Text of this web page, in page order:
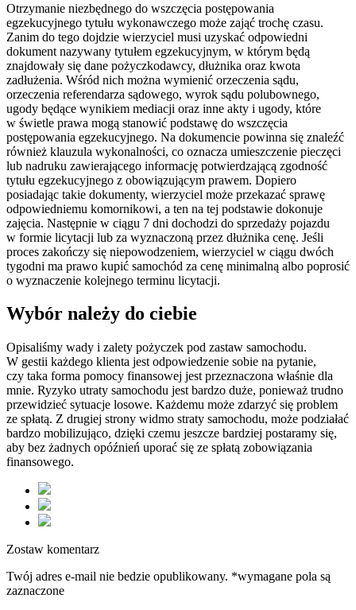
Otrzymanie niezbędnego do wszczęcia postępowania
egzekucyjnego tytułu wykonawczego może zająć trochę czasu.
Zanim do tego dojdzie wierzyciel musi uzyskać odpowiedni
dokument nazywany tytułem egzekucyjnym, w którym będą
znajdowały się dane pożyczkodawcy, dłużnika oraz kwota
zadłużenia. Wśród nich można wymienić orzeczenia sądu,
orzeczenia referendarza sądowego, wyrok sądu polubownego,
ugody będące wynikiem mediacji oraz inne akty i ugody, które
w świetle prawa mogą stanowić podstawę do wszczęcia
postępowania egzekucyjnego. Na dokumencie powinna się znaleźć
również klauzula wykonalności, co oznacza umieszczenie pieczęci
lub nadruku zawierającego informację potwierdzającą zgodność
tytułu egzekucyjnego z obowiązującym prawem. Dopiero
posiadając takie dokumenty, wierzyciel może przekazać sprawę
odpowiedniemu komornikowi, a ten na tej podstawie dokonuje
zajęcia. Następnie w ciągu 7 dni dochodzi do sprzedaży pojazdu
w formie licytacji lub za wyznaczoną przez dłużnika cenę. Jeśli
proces zakończy się niepowodzeniem, wierzyciel w ciągu dwóch
tygodni ma prawo kupić samochód za cenę minimalną albo poprosić
o wyznaczenie kolejnego terminu licytacji.
Wybór należy do ciebie
Opisaliśmy wady i zalety pożyczek pod zastaw samochodu.
W gestii każdego klienta jest odpowiedzenie sobie na pytanie,
czy taka forma pomocy finansowej jest przeznaczona właśnie dla
mnie. Ryzyko utraty samochodu jest bardzo duże, ponieważ trudno
przewidzieć sytuacje losowe. Każdemu może zdarzyć się problem
ze spłatą. Z drugiej strony widmo straty samochodu, może podziałać
bardzo mobilizująco, dzięki czemu jeszcze bardziej postaramy się,
aby bez żadnych opóźnień uporać się ze spłatą zobowiązania
finansowego.
Zostaw komentarz
Twój adres e-mail nie bedzie opublikowany. *wymagane pola są
zaznaczone